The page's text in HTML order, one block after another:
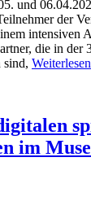
und
der
intensiven
die in der
sind, Weiterlesen
im